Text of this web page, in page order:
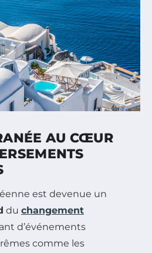
AU CŒUR
est devenue un
du changement
d’événements
comme les